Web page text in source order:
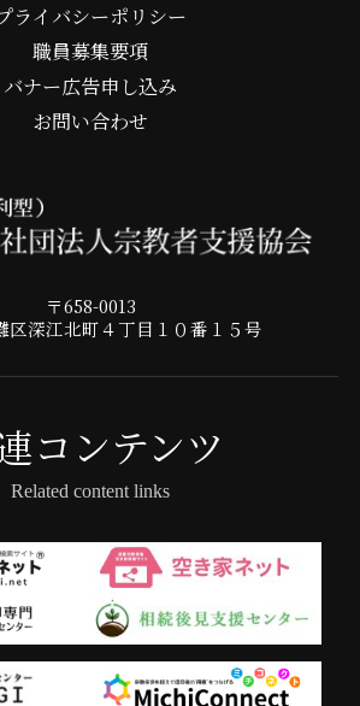
ライバシーポリシー
職員募集要項
バナー広告申し込み
お問い合わせ
〒658-0013
区深江北町４丁目１０番１５号
コンテンツ
Related content links